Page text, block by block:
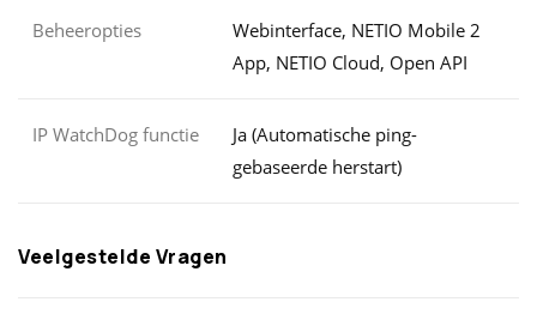
Beheeropties
Webinterface, NETIO Mobile 2
App, NETIO Cloud, Open API
IP WatchDog functie
Ja (Automatische ping-
gebaseerde herstart)
Veelgestelde Vragen